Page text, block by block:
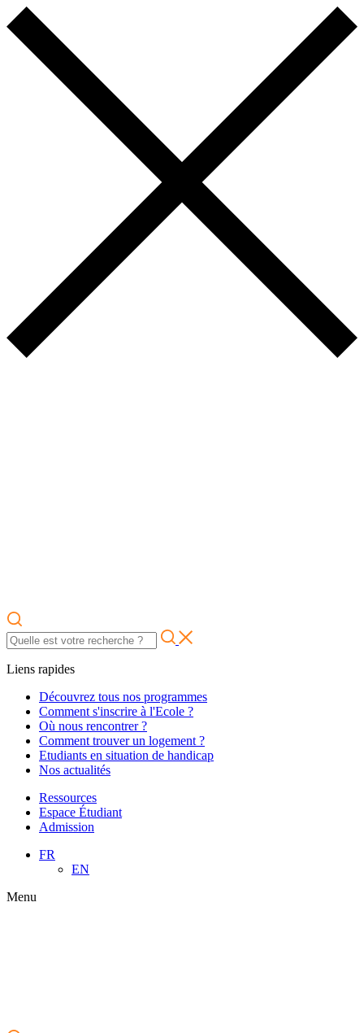
Liens rapides
Découvrez tous nos programmes
Comment s'inscrire à l'Ecole ?
Où nous rencontrer ?
Comment trouver un logement ?
Etudiants en situation de handicap
Nos actualités
Ressources
Espace Étudiant
Admission
FR
EN
Menu